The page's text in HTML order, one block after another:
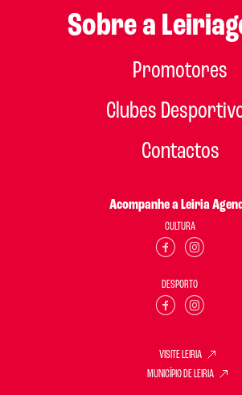
Sobre a
Promotores
Clubes
Contactos
Acompanhe a Leiria
CULTURA
DESPORTO
VISITE LEIRIA
MUNICÍPIO DE LEIRIA